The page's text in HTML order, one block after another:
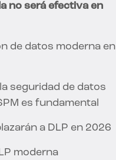
no será efectiva en
de datos moderna en
seguridad de datos
es fundamental
a DLP en 2026
moderna